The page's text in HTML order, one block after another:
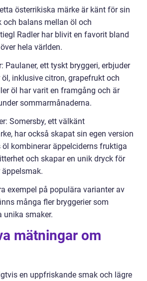
österrikiska märke är känt för sin
balans mellan öl och
Radler har blivit en favorit bland
hela världen.
Paulaner, ett tyskt bryggeri, erbjuder
inklusive citron, grapefrukt och
öl har varit en framgång och är
sommarmånaderna.
Somersby, ett välkänt
har också skapat sin egen version
öl kombinerar äppelciderns fruktiga
och skapar en unik dryck för
exempel på populära varianter av
många fler bryggerier som
unika smaker.
mätningar om
en uppfriskande smak och lägre